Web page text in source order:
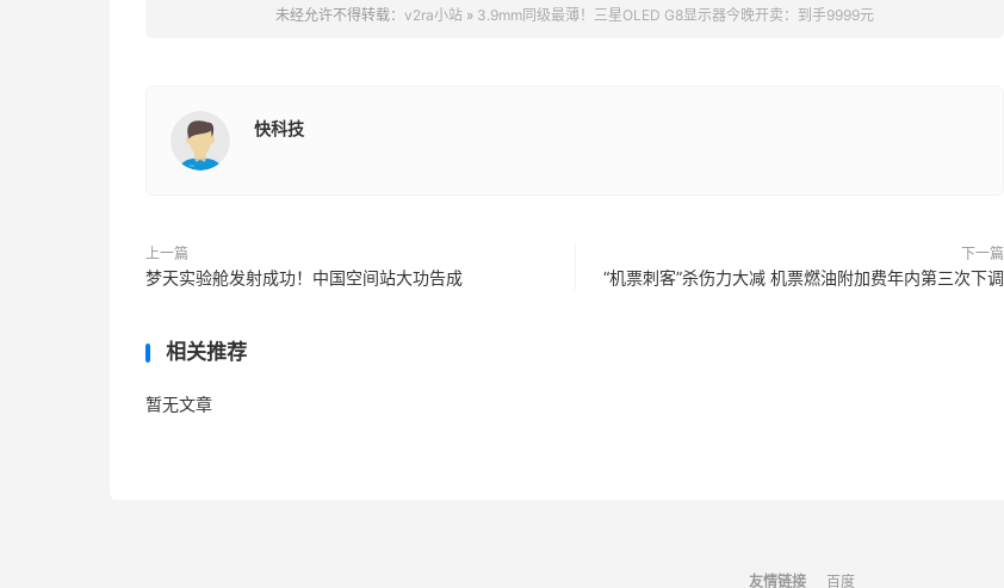
未经允许不得转载： v2ra小站 » 3.9mm同级最薄！三星OLED G8显示器今晚开卖：到手9999元
快科技
上一篇
梦天实验舱发射成功！中国空间站大功告成
下一篇
“机票刺客”杀伤力大减 机票燃油附加费年内第三次下调
相关推荐
暂无文章
友情链接 百度